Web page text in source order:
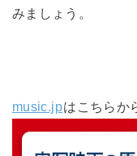
みましょう。
music.jpはこちらか